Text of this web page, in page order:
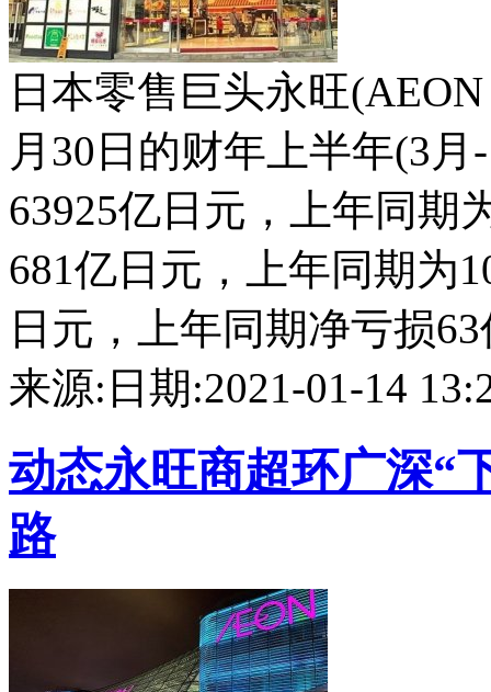
日本零售巨头永旺
月30日的财年上半年(3
63925亿日元，上年同期
681亿日元，上年同期为
日元，上年同期净亏损
来源: 日期:2021-01-14
动态永旺商超环广深“
路